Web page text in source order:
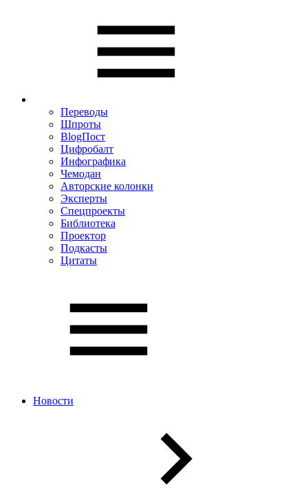
Переводы
Шпроты
BlogПост
Цифробалт
Инфографика
Чемодан
Авторские колонки
Эксперты
Спецпроекты
Библиотека
Проектор
Подкасты
Цитаты
Новости